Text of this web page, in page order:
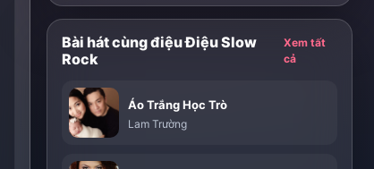
Bài hát cùng điệu Điệu Slow
Rock
Xem tất
cả
Áo Trắng Học Trò
Lam Trường